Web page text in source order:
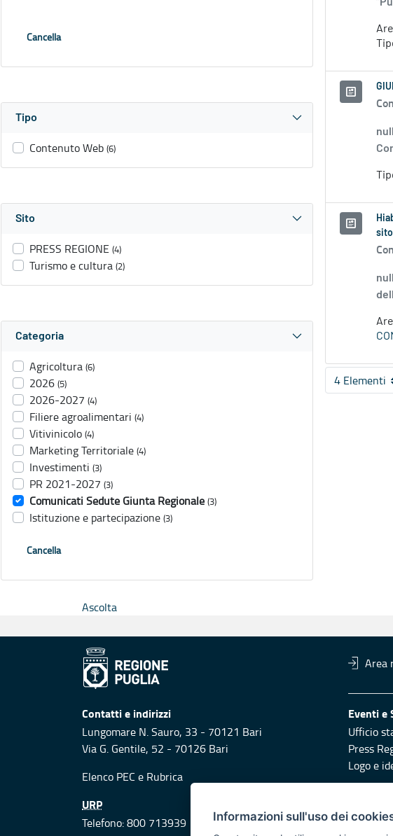
Cancella
Tipo
Contenuto Web (6)
Sito
PRESS REGIONE (4)
Turismo e cultura (2)
Categoria
Agricoltura (6)
2026 (5)
2026-2027 (4)
Filiere agroalimentari (4)
Vitivinicolo (4)
Marketing Territoriale (4)
Investimenti (3)
PR 2021-2027 (3)
Comunicati Sedute Giunta Regionale (3)
Istituzione e partecipazione (3)
Cancella
sito
4 Elementi
Per
Ascolta
Area
Contatti e indirizzi
Lungomare N. Sauro, 33 - 70121 Bari
Via G. Gentile, 52 - 70126 Bari
Elenco PEC e Rubrica
Eventi e
Ufficio
Press
Logo e
URP
Telefono: 800 713939
Informazioni sull'uso dei